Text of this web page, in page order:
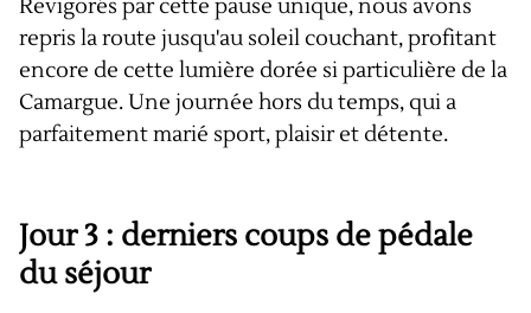
Revigorés par cette pause unique, nous avons
repris la route jusqu'au soleil couchant, profitant
encore de cette lumière dorée si particulière de la
Camargue. Une journée hors du temps, qui a
parfaitement marié sport, plaisir et détente.
Jour 3 : derniers coups de pédale
du séjour